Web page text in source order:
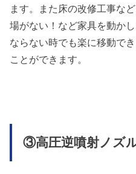
ます。また床の改修工事な
場がない！など家具を動か
ならない時でも楽に移動で
ことができます。
③高圧逆噴射ノズ